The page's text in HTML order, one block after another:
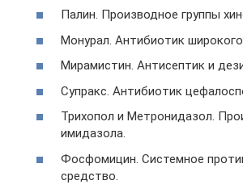
Палин. Производное группы
Монурал. Антибиотик
Мирамистин. Антисептик и
Супракс. Антибиотик
Трихопол и Метронидазол.
имидазола.
Фосфомицин. Системное
средство.